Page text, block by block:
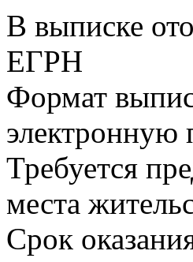
В выписке
ЕГРН
Формат
электронную
Требуется
места
Срок